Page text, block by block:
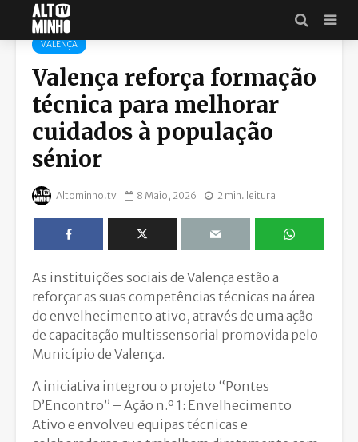
VALENÇA
Valença reforça formação
técnica para melhorar
cuidados à população
sénior
Altominho.tv 8 Maio, 2026 2 min. leitura
As instituições sociais de Valença estão a
reforçar as suas competências técnicas na área
do envelhecimento ativo, através de uma ação
de capacitação multissensorial promovida pelo
Município de Valença.
A iniciativa integrou o projeto “Pontes
D’Encontro” – Ação n.º 1: Envelhecimento
Ativo e envolveu equipas técnicas e